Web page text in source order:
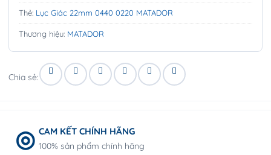
Thẻ: Lục Giác 22mm 0440 0220 MATADOR
Thương hiệu: MATADOR
Chia sẻ:
CAM KẾT CHÍNH HÃNG
100% sản phẩm chính hãng